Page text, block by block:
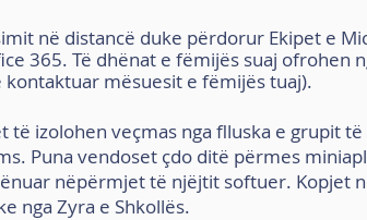
në distancë duke përdorur Ekipet e
365. Të dhënat e fëmijës suaj ofrohen
mësuesit e fëmijës tuaj).
izolohen veçmas nga flluska e grupit
Puna vendoset çdo ditë përmes
nëpërmjet të njëjtit softuer. Kopjet
nga Zyra e Shkollës.